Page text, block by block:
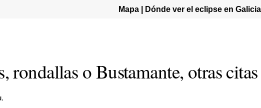
Mapa | Dónde ver el eclipse en Galicia
rondallas o Bustamante, otras citas